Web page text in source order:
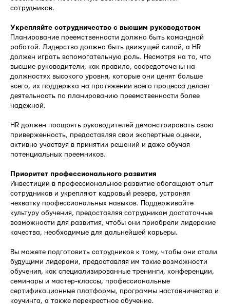
сотрудников.
Укрепляйте сотрудничество с высшим руководством
Планирование преемственности должно быть командной
работой. Лидерство должно быть движущей силой, а HR
должен играть вспомогательную роль. Несмотря на то, что
высшие руководители, как правило, сосредоточены на
должностях высокого уровня, которые они ценят больше
всего, их поддержка на протяжении всего процесса делает
деятельность по планированию преемственности более
надежной.
HR должен поощрять руководителей демонстрировать свою
приверженность, предоставляя свои экспертные оценки,
активно участвуя в принятии решений и даже обучая
потенциальных преемников.
Приоритет профессионального развития
Инвестиции в профессиональное развитие обогащают опыт
сотрудников и укрепляют кадровый резерв, устраняя
нехватку профессиональных навыков. Поддерживайте
культуру обучения, предоставляя сотрудникам достаточные
возможности для развития, чтобы они приобрели лидерские
качества, необходимые для дальнейшей карьеры.
Вы можете подготовить сотрудников к тому, чтобы они стали
будущими лидерами, предоставляя им такие возможности
обучения, как специализированные тренинги, конференции,
семинары и мастер-классы, профессиональные
сертификационные платформы, программы наставничества и
коучинга, а также перекрестное обучение.